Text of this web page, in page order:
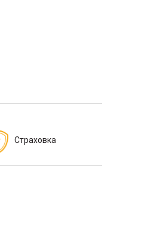
Страховка